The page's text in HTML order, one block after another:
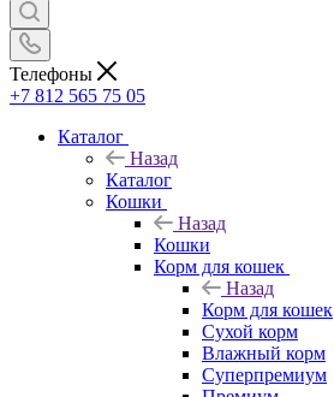
Телефоны
+7 812 565 75 05
Каталог
Назад
Каталог
Кошки
Назад
Кошки
Корм для кошек
Назад
Корм для кошек
Сухой корм
Влажный корм
Суперпремиум